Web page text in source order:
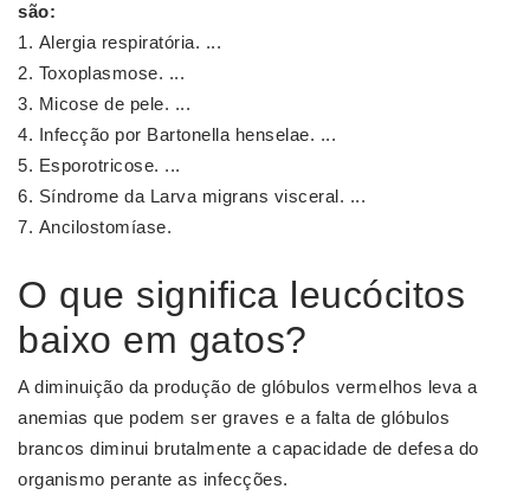
são:
Alergia respiratória. ...
Toxoplasmose. ...
Micose de pele. ...
Infecção por Bartonella henselae. ...
Esporotricose. ...
Síndrome da Larva migrans visceral. ...
Ancilostomíase.
O que significa leucócitos
baixo em gatos?
A diminuição da produção de glóbulos vermelhos leva a
anemias que podem ser graves e a falta de glóbulos
brancos diminui brutalmente a capacidade de defesa do
organismo perante as infecções.